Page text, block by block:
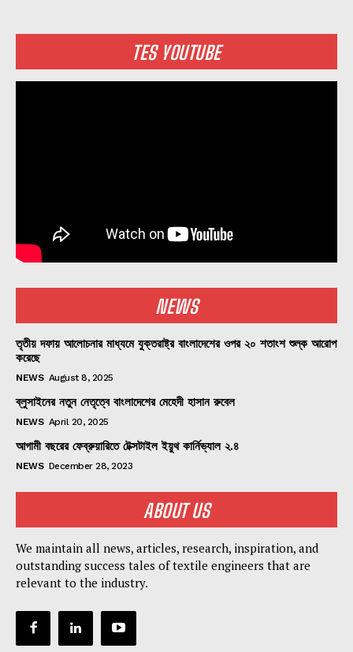
TES YOUTUBE
NEWS
তৃতীয় দফায় আলোচনার মাধ্যমে যুক্তরাষ্ট্র বাংলাদেশের ওপর ২০ শতাংশ শুল্ক আরোপ
করেছে
NEWS August 8, 2025
ব্লুসাইনের নতুন নেতৃত্বে বাংলাদেশের মেহেদী হাসান রুবেল
NEWS April 20, 2025
আগামী বছরের ফেব্রুয়ারিতে টেক্সটাইল ইয়ুথ কার্নিভ্যাল ২.৪
NEWS December 28, 2023
ABOUT US
We maintain all news, articles, research, inspiration, and
outstanding success tales of textile engineers that are
relevant to the industry.